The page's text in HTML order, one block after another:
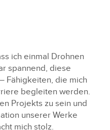
ich einmal Drohnen
spannend, diese
Fähigkeiten, die mich
begleiten werden.
Projekts zu sein und
unserer Werke
mich stolz.